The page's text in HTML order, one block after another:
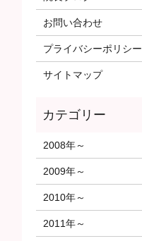
お問い合わせ
プライバシーポリシー
サイトマップ
2008年～
2009年～
2010年～
2011年～